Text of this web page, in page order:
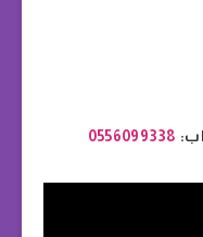
0556099338